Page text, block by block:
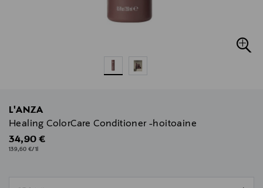
L'ANZA
Healing ColorCare Conditioner -hoitoaine
Original Price
34,90 €
139,60 €/1l